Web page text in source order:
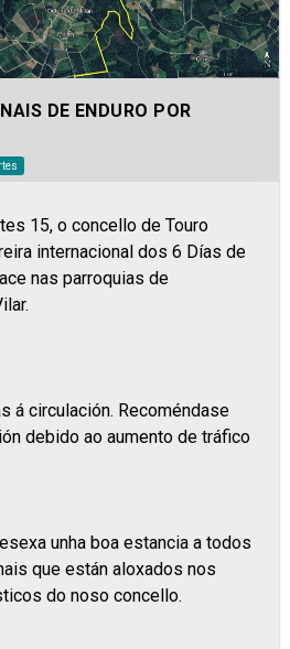
DE ENDURO POR
15, o concello de Touro
internacional dos 6 Días de
nas parroquias de
á circulación. Recoméndase
debido ao aumento de tráfico
unha boa estancia a todos
que están aloxados nos
do noso concello.